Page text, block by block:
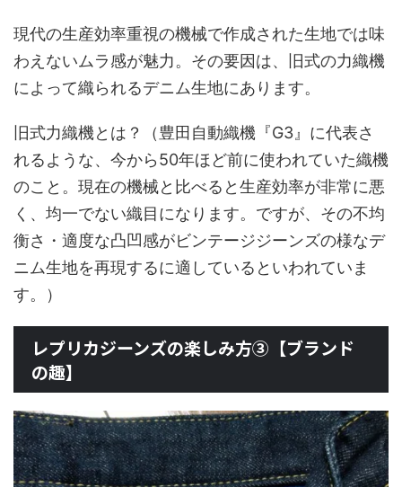
現代の生産効率重視の機械で作成された生地では味
わえないムラ感が魅力。その要因は、旧式の力織機
によって織られるデニム生地にあります。
旧式力織機とは？（豊田自動織機『G3』に代表さ
れるような、今から50年ほど前に使われていた織機
のこと。現在の機械と比べると生産効率が非常に悪
く、均一でない織目になります。ですが、その不均
衡さ・適度な凸凹感がビンテージジーンズの様なデ
ニム生地を再現するに適しているといわれていま
す。）
レプリカジーンズの楽しみ方③【ブランド
の趣】